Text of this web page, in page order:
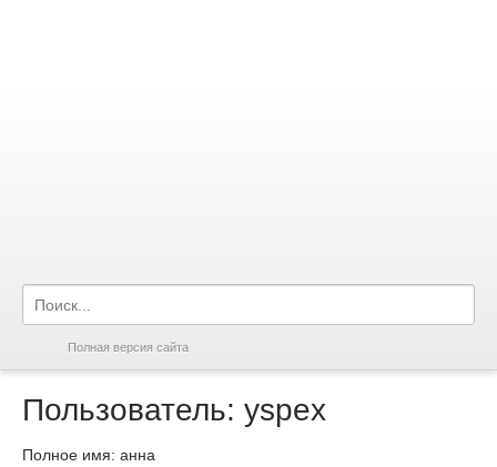
Полная версия сайта
Пользователь: yspex
Полное имя: анна